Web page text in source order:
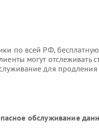
по всей РФ,
могут отслеживать
для
обслуживание